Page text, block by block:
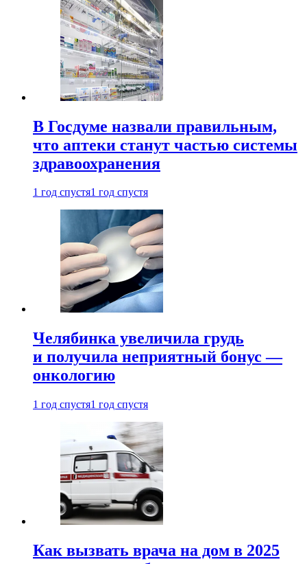
В Госдуме назвали правильным,
что аптеки станут частью системы
здравоохранения
1 год спустя1 год спустя
Челябинка увеличила грудь
и получила неприятный бонус —
онкологию
1 год спустя1 год спустя
Как вызвать врача на дом в 2025